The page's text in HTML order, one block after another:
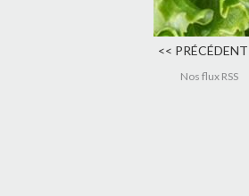
<< PRÉCÉDENT
Nos flux RSS